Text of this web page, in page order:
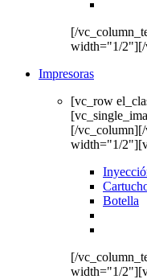
[/
width="1/2"][/
Impresoras
[vc_row
[/
width="1/
Botella
[/
width="1/